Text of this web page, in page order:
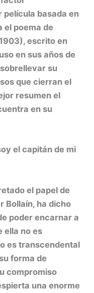
película basada en
el poema de
escrito en
en sus años de
su
que cierran el
resumen el
en su
el capitán de mi
el papel de
Bollaín, ha dicho
poder encarnar a
ella no es
es transcendental
forma de
compromiso
una enorme